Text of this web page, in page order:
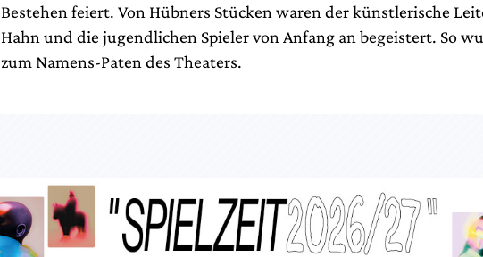
Bestehen feiert. Von Hübners Stücken waren der künstlerische
Hahn und die jugendlichen Spieler von Anfang an begeistert. So
zum Namens-Paten des Theaters.